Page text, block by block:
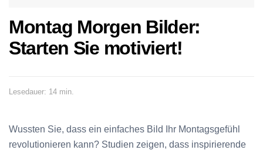
Montag Morgen Bilder:
Starten Sie motiviert!
Lesedauer: 14 min.
Wussten Sie, dass ein einfaches Bild Ihr Montagsgefühl
revolutionieren kann? Studien zeigen, dass inspirierende